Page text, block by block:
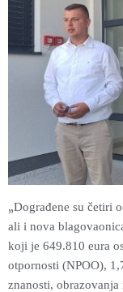
„Dograđene su četiri
ali i nova
koji je 649.810 eura
otpornosti (NPOO),
znanosti,